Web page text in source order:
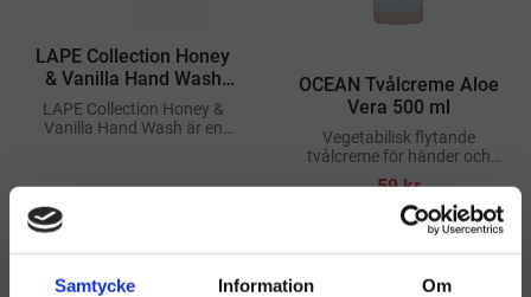
Samtycke Information Om
​LAPE Collection Honey
& Vanilla Hand Wash
300 ml
LAPE Collection Honey &
Vanilla Hand Wash är en
handtvål som rengör huden
effektivt utan att torka ut
Lägg till i önskelista
INFO
​OCEAN Tvålcreme Aloe
Vera 500 ml
Vegetabilisk flytande
tvålcreme för händer och
kropp med doft av Aloe
Vera är mjukt rengörande
och innehåller
fuktbevarande
59kr
kr
INFO